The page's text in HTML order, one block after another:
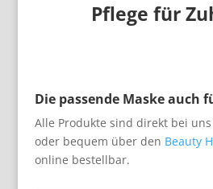
Pflege für
Die passende Maske auch
Alle Produkte sind direkt bei
oder bequem über den Beauty
online bestellbar.